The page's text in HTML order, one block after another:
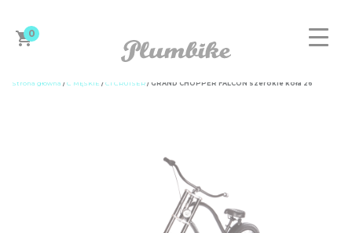
0
ZAPROJEKTUJ ROWER
Strona główna / C MĘSKIE / C1 CRUISER / GRAND CHOPPER FALCON szerokie koła 26”